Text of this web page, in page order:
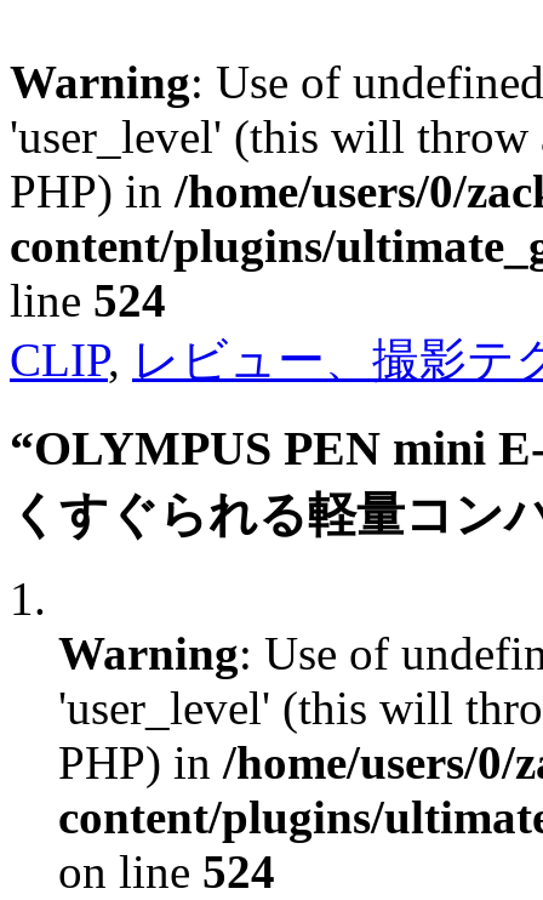
Warning: Use of
'user_level' (this will
PHP) in /home/users/0/
content/plugins/
line 524
CLIP, レビュー、撮影テ
“OLYMPUS PEN mini
くすぐられる軽量コン
Warning: Use of
'user_level' (this will
PHP) in /home/users/0/
content/plugins/
on line 524